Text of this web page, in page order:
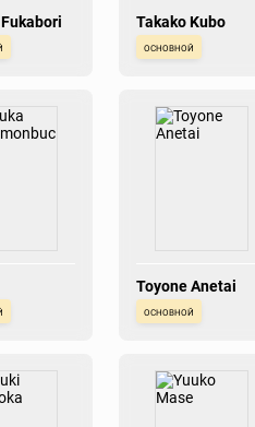
Takako Kubo
основной
Toyone Anetai
основной